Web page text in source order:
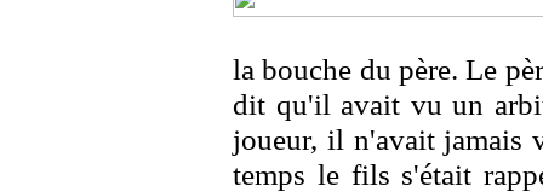
la bouche du père. Le
dit qu'il avait vu un
joueur, il n'avait jamais
temps le fils s'était